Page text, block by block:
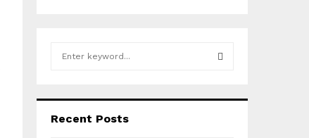
h
Recent Posts